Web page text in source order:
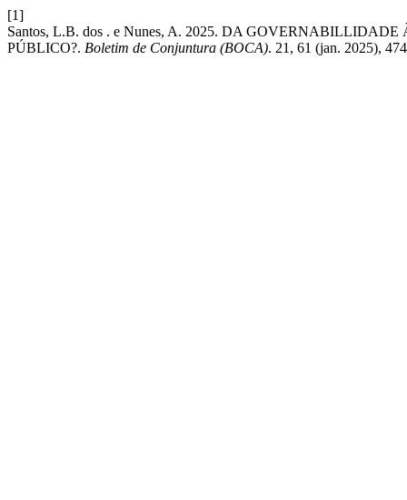
[1]
Santos, L.B. dos . e Nunes, A. 2025. DA
PÚBLICO?. Boletim de Conjuntura (BOCA). 21, 61 (jan. 2025),